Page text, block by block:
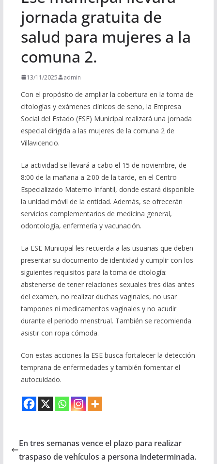
jornada gratuita de
salud para mujeres a la
comuna 2.
13/11/2025 admin
Con el propósito de ampliar la cobertura en la toma de
citologías y exámenes clínicos de seno, la Empresa
Social del Estado (ESE) Municipal realizará una jornada
especial dirigida a las mujeres de la comuna 2 de
Villavicencio.
La actividad se llevará a cabo el 15 de noviembre, de
8:00 de la mañana a 2:00 de la tarde, en el Centro
Especializado Materno Infantil, donde estará disponible
la unidad móvil de la entidad. Además, se ofrecerán
servicios complementarios de medicina general,
odontología, enfermería y vacunación.
La ESE Municipal les recuerda a las usuarias que deben
presentar su documento de identidad y cumplir con los
siguientes requisitos para la toma de citología:
abstenerse de tener relaciones sexuales tres días antes
del examen, no realizar duchas vaginales, no usar
tampones ni medicamentos vaginales y no acudir
durante el periodo menstrual. También se recomienda
asistir con ropa cómoda.
Con estas acciones la ESE busca fortalecer la detección
temprana de enfermedades y también fomentar el
autocuidado.
En tres semanas vence el plazo para realizar
traspaso de vehículos a persona indeterminada.